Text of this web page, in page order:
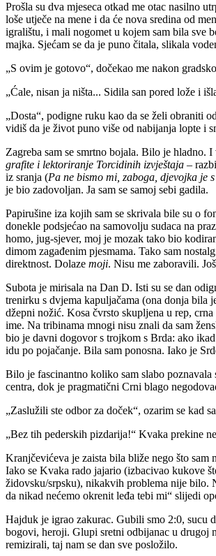
Prošla su dva mjeseca otkad me otac nasilno
loše utječe na mene i da će nova sredina od
igralištu, i mali nogomet u kojem sam bila sve
majka. Sjećam se da je puno čitala, slikala
„S ovim je gotovo“, dočekao me nakon
„Ćale, nisan ja ništa... Sidila san pored lože i
„Dosta“, podigne ruku kao da se želi obraniti
vidiš da je život puno više od nabijanja lopte i
Zagreba sam se smrtno bojala. Bilo je hladno.
grafite i lektoriranje Torcidinih izvještaja –
iz sranja (Pa ne bismo mi, zaboga, djevojka je
je bio zadovoljan. Ja sam se samoj sebi gadila.
Papirušine iza kojih sam se skrivala bile su o
donekle podsjećao na samovolju sudaca na
homo, jug-sjever, moj je mozak tako bio
dimom zagađenim pjesmama. Tako sam
direktnost. Dolaze moji. Nisu me zaboravili.
Subota je mirisala na Dan D. Isti su se dan
trenirku s dvjema kapuljačama (ona donja bila
džepni nožić. Kosa čvrsto skupljena u rep,
ime. Na tribinama mnogi nisu znali da sam
bio je davni dogovor s trojkom s Brda: ako
idu po pojačanje. Bila sam ponosna. Iako je
Bilo je fascinantno koliko sam slabo
centra, dok je pragmatični Crni blago
„Zaslužili ste odbor za doček“, ozarim se kad
„Bez tih pederskih pizdarija!“ Kvaka prekine
Kranjčevićeva je zaista bila bliže nego što sam
Iako se Kvaka rado jajario (izbacivao kukove
židovsku/srpsku), nikakvih problema nije bilo.
da nikad nećemo okrenit leđa tebi mi“ slijedi
Hajduk je igrao zakurac. Gubili smo 2:0, sucu
bogovi, heroji. Glupi sretni odbijanac u drugoj
remizirali, taj nam se dan sve posložilo.